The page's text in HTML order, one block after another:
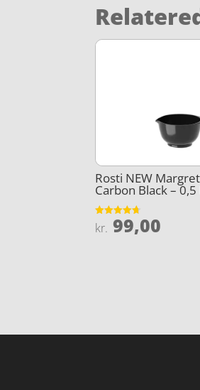
Rosti NEW
Carbon Black –
Vurderet
4.7
kr. 99,00